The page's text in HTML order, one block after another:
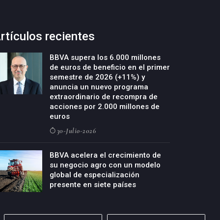
recientes
BBVA supera los 6.000 millones
de euros de beneficio en el primer
semestre de 2026 (+11%) y
anuncia un nuevo programa
extraordinario de recompra de
acciones por 2.000 millones de
euros
30-Julio-2026
BBVA acelera el crecimiento de
su negocio agro con un modelo
global de especialización
presente en siete países